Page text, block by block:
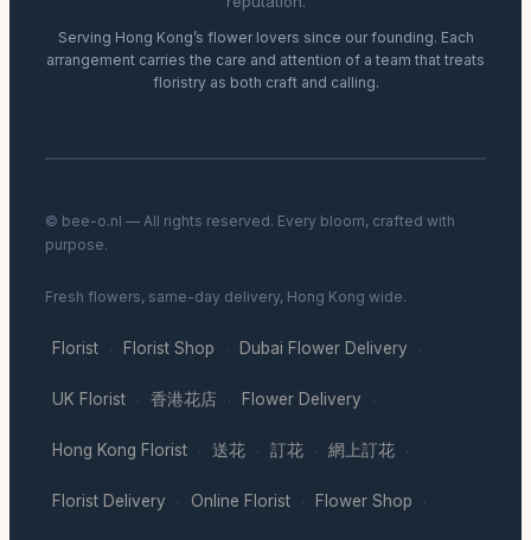
Serving Hong Kong’s flower lovers since our founding. Each
arrangement carries the care and attention of a team that treats
floristry as both craft and calling.
© bee-o.nl — All rights reserved. Every bloom, crafted with
purpose.
Fresh flowers, same-day delivery, Hong Kong wide.
Florist · Florist Shop · Dubai Flower Delivery ·
UK Florist · 香港花店 · Flower Delivery ·
Hong Kong Florist · 送花 · 訂花 · 網上訂花 ·
Florist Delivery · Online Florist · Flower Shop ·